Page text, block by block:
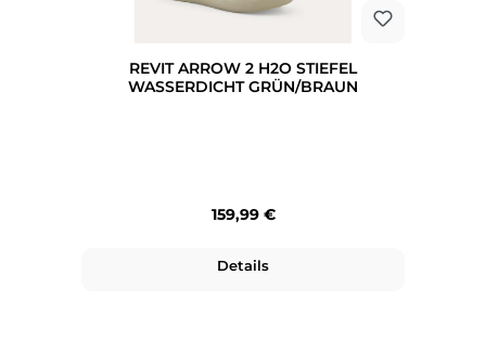
REVIT ARROW 2 H2O STIEFEL
WASSERDICHT GRÜN/BRAUN
Regulärer Preis:
159,99 €
Details